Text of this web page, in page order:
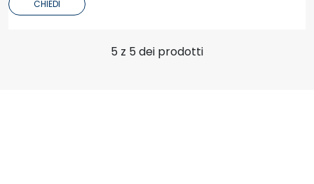
CHIEDI
5 z 5 dei prodotti